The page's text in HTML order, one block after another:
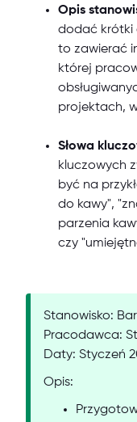
Opis
dodać krótki
to zawierać
której
projektach,
Słowa
kluczowych
być na
do kawy",
parzenia
czy
Stanowisko:
Pracodawca:
Daty: Styczeń
Opis: